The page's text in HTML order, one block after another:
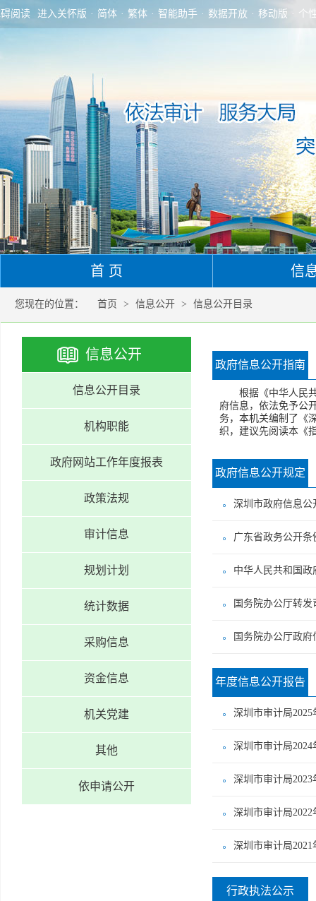
阅读 进入关怀版 · 简体 · 繁体 · 智能助手 · 数据开放 · 移动版 · 个
首 页 信
您现在的位置： 首页 > 信息公开 > 信息公开目录
信息公开
信息公开目录
机构职能
政府网站工作年度报表
政策法规
审计信息
规划计划
统计数据
采购信息
资金信息
机关党建
其他
依申请公开
政府信息公开指南
根据《中华人民共
府信息，依法免予公
务，本机关编制了《
织，建议先阅读本《
政府信息公开规定
深圳市政府信息公
广东省政务公开条
中华人民共和国政
国务院办公厅转
国务院办公厅政
年度信息公开报告
深圳市审计局
深圳市审计局
深圳市审计局
深圳市审计局
深圳市审计局
行政执法公示